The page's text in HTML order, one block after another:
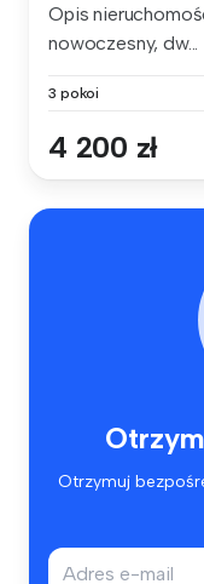
Opis
nowoczesny, dw...
3 pokoi
4 200 zł
Otrzymuj